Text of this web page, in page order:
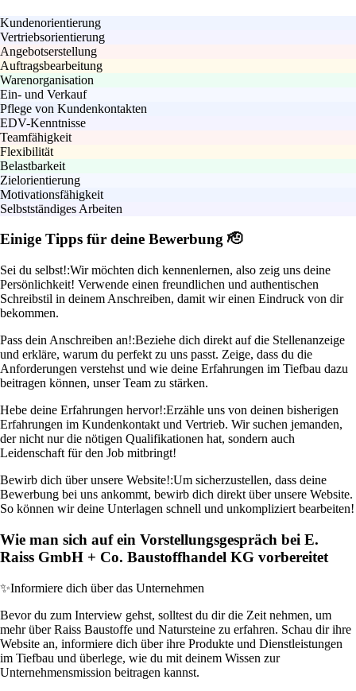
Kundenorientierung
Vertriebsorientierung
Angebotserstellung
Auftragsbearbeitung
Warenorganisation
Ein- und Verkauf
Pflege von Kundenkontakten
EDV-Kenntnisse
Teamfähigkeit
Flexibilität
Belastbarkeit
Zielorientierung
Motivationsfähigkeit
Selbstständiges Arbeiten
Einige Tipps für deine Bewerbung 🫡
Sei du selbst!:Wir möchten dich kennenlernen, also zeig uns deine
Persönlichkeit! Verwende einen freundlichen und authentischen
Schreibstil in deinem Anschreiben, damit wir einen Eindruck von dir
bekommen.
Pass dein Anschreiben an!:Beziehe dich direkt auf die Stellenanzeige
und erkläre, warum du perfekt zu uns passt. Zeige, dass du die
Anforderungen verstehst und wie deine Erfahrungen im Tiefbau dazu
beitragen können, unser Team zu stärken.
Hebe deine Erfahrungen hervor!:Erzähle uns von deinen bisherigen
Erfahrungen im Kundenkontakt und Vertrieb. Wir suchen jemanden,
der nicht nur die nötigen Qualifikationen hat, sondern auch
Leidenschaft für den Job mitbringt!
Bewirb dich über unsere Website!:Um sicherzustellen, dass deine
Bewerbung bei uns ankommt, bewirb dich direkt über unsere Website.
So können wir deine Unterlagen schnell und unkompliziert bearbeiten!
Wie man sich auf ein Vorstellungsgespräch bei E.
Raiss GmbH + Co. Baustoffhandel KG vorbereitet
✨Informiere dich über das Unternehmen
Bevor du zum Interview gehst, solltest du dir die Zeit nehmen, um
mehr über Raiss Baustoffe und Natursteine zu erfahren. Schau dir ihre
Website an, informiere dich über ihre Produkte und Dienstleistungen
im Tiefbau und überlege, wie du mit deinem Wissen zur
Unternehmensmission beitragen kannst.